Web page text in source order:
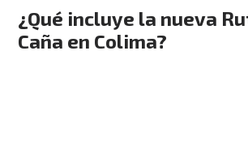
¿Qué incluye la nueva
Caña en Colima?